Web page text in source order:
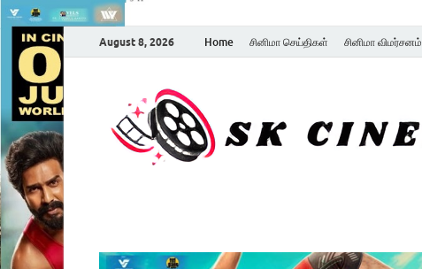
August 8, 2026 Home சினிமா செய்திகள் சினிமா விமர்சனம்